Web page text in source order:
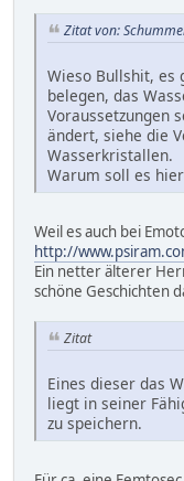
Zitat von:
Wieso Bullshit, es
belegen, das
Voraussetzungen
ändert, siehe die
Wasserkristallen.
Warum soll es
Weil es auch bei
http://
Ein netter älterer
schöne Geschichten
Zitat
Eines dieser das
liegt in seiner
zu speichern.